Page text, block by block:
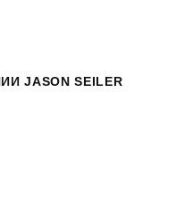
JASON SEILER